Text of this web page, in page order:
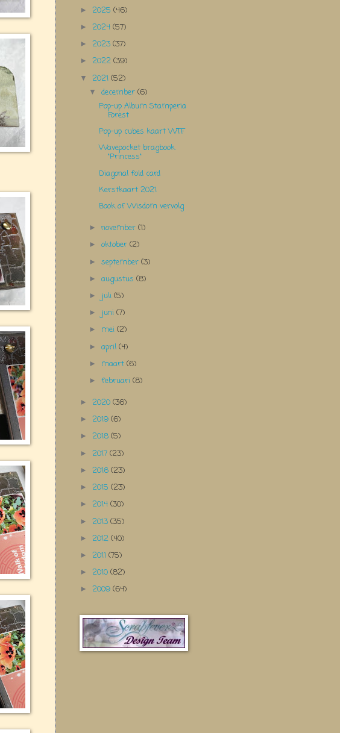
► 2025 (46)
► 2024 (57)
► 2023 (37)
► 2022 (39)
▼ 2021 (52)
▼december(6)
Pop-up Album Stamperia
Forest
Pop-up cubes kaart WTF
Wavepocket bragbook
"Princess"
Diagonal fold card
Kerstkaart 2021
Book of Wisdom vervolg
►november(1)
►oktober(2)
►september(3)
►augustus(8)
► juli(5)
► juni(7)
► mei(2)
►april(4)
► maart(6)
►februari(8)
► 2020 (36)
► 2019 (6)
► 2018 (5)
► 2017 (23)
► 2016 (23)
► 2015 (23)
► 2014 (30)
► 2013 (35)
► 2012 (40)
► 2011 (75)
► 2010 (82)
► 2009 (64)